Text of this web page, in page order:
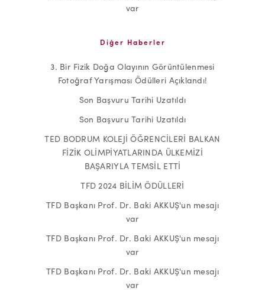
var
Diğer Haberler
3. Bir Fizik Doğa Olayının Görüntülenmesi
Fotoğraf Yarışması Ödülleri Açıklandı!
Son Başvuru Tarihi Uzatıldı
Son Başvuru Tarihi Uzatıldı
TED BODRUM KOLEJİ ÖĞRENCİLERİ BALKAN
FİZİK OLİMPİYATLARINDA ÜLKEMİZİ
BAŞARIYLA TEMSİL ETTİ
TFD 2024 BİLİM ÖDÜLLERİ
TFD Başkanı Prof. Dr. Baki AKKUŞ'un mesajı
var
TFD Başkanı Prof. Dr. Baki AKKUŞ'un mesajı
var
TFD Başkanı Prof. Dr. Baki AKKUŞ'un mesajı
var